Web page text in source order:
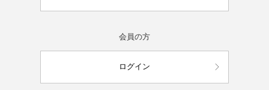
会員の方
ログイン